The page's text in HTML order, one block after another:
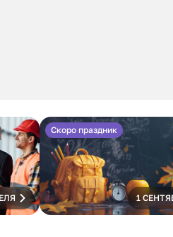
Скоро праздник
1